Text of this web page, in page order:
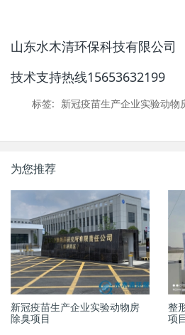
山东水木清环保科技有限公司
技术支持热线15653632199
标签: 新冠疫苗生产企业实验动物
为您推荐
新冠疫苗生产企业实验动物房
除臭项目
整
项目